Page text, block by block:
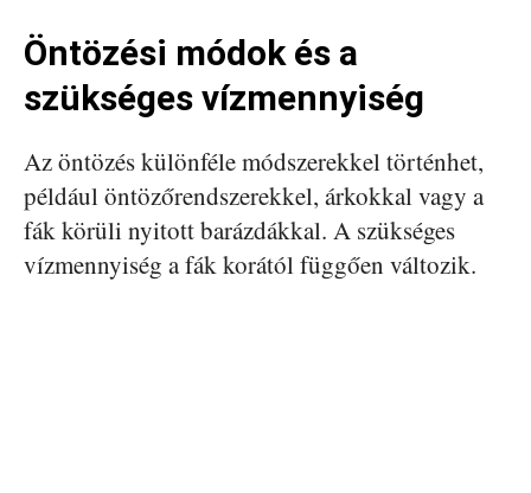
Öntözési módok és a
szükséges vízmennyiség
Az öntözés különféle módszerekkel történhet,
például öntözőrendszerekkel, árkokkal vagy a
fák körüli nyitott barázdákkal. A szükséges
vízmennyiség a fák korától függően változik.